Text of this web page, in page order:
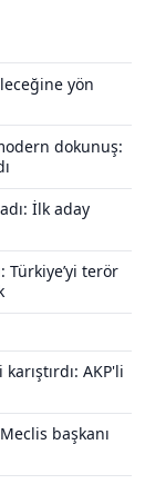
yön
dokunuş:
İlk aday
Türkiye’yi terör
AKP'li
başkanı